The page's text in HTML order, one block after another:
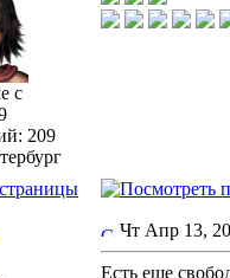
с
209
Чт Апр 13,
Есть еще